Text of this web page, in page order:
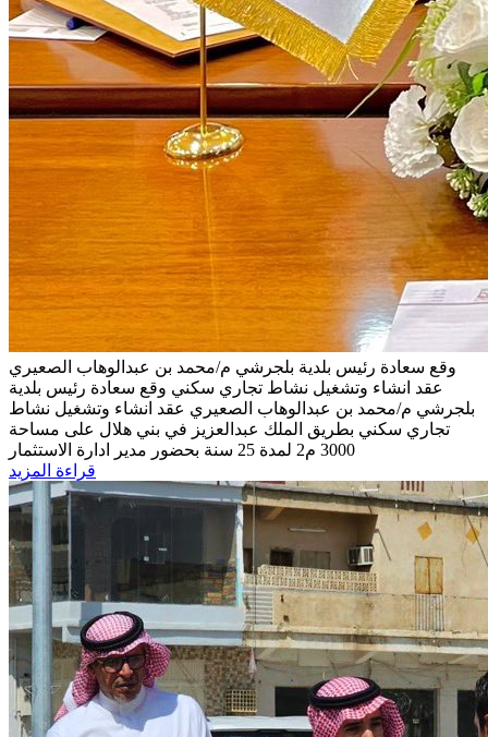
وقع سعادة رئيس بلدية بلجرشي م/محمد بن عبدالوهاب الصعيري
عقد انشاء وتشغيل نشاط تجاري سكني وقع سعادة رئيس بلدية
بلجرشي م/محمد بن عبدالوهاب الصعيري عقد انشاء وتشغيل نشاط
تجاري سكني بطريق الملك عبدالعزيز في بني هلال على مساحة
3000 م2 لمدة 25 سنة بحضور مدير ادارة الاستثمار
قراءة المزيد